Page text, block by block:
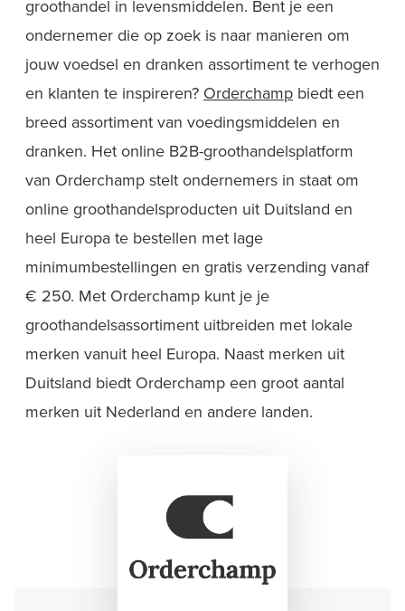
groothandel in levensmiddelen. Bent je een
ondernemer die op zoek is naar manieren om
jouw voedsel en dranken assortiment te verhogen
en klanten te inspireren? Orderchamp biedt een
breed assortiment van voedingsmiddelen en
dranken. Het online B2B-groothandelsplatform
van Orderchamp stelt ondernemers in staat om
online groothandelsproducten uit Duitsland en
heel Europa te bestellen met lage
minimumbestellingen en gratis verzending vanaf
€ 250. Met Orderchamp kunt je je
groothandelsassortiment uitbreiden met lokale
merken vanuit heel Europa. Naast merken uit
Duitsland biedt Orderchamp een groot aantal
merken uit Nederland en andere landen.